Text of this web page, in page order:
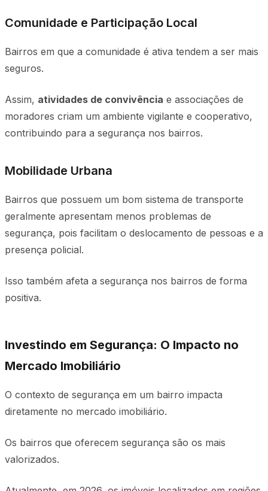
Comunidade e Participação Local
Bairros em que a comunidade é ativa tendem a ser mais
seguros.
Assim, atividades de convivência e associações de
moradores criam um ambiente vigilante e cooperativo,
contribuindo para a segurança nos bairros.
Mobilidade Urbana
Bairros que possuem um bom sistema de transporte
geralmente apresentam menos problemas de
segurança, pois facilitam o deslocamento de pessoas e a
presença policial.
Isso também afeta a segurança nos bairros de forma
positiva.
Investindo em Segurança: O Impacto no
Mercado Imobiliário
O contexto de segurança em um bairro impacta
diretamente no mercado imobiliário.
Os bairros que oferecem segurança são os mais
valorizados.